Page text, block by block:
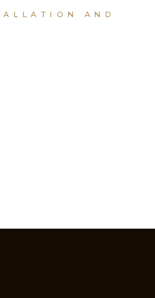
AND